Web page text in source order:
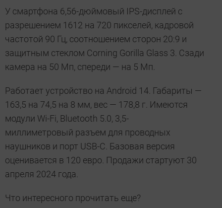
У смартфона 6,56-дюймовый IPS-дисплей с
разрешением 1612 на 720 пикселей, кадровой
частотой 90 Гц, соотношением сторон 20:9 и
защитным стеклом Corning Gorilla Glass 3. Сзади
камера на 50 Мп, спереди — на 5 Мп.
Работает устройство на Android 14. Габариты —
163,5 на 74,5 на 8 мм, вес — 178,8 г. Имеются
модули Wi-Fi, Bluetooth 5.0, 3,5-
миллиметровый разъем для проводных
наушников и порт USB-C. Базовая версия
оценивается в 120 евро. Продажи стартуют 30
апреля 2024 года.
Что интересного прочитать еще?